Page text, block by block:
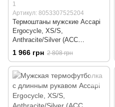
1
Артикул: 8053307525204
Термоштаны мужские Accapi
Ergocycle, XS/S,
Anthracite/Silver (ACC
RА203.6603-XSS)
1 966 грн 2 808 грн